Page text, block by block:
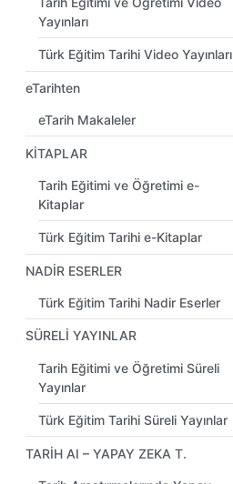
Yayınları
Türk Eğitim Tarihi Video Yayınları
eTarihten
eTarih Makaleler
KİTAPLAR
Tarih Eğitimi ve Öğretimi e-
Kitaplar
Türk Eğitim Tarihi e-Kitaplar
NADİR ESERLER
Türk Eğitim Tarihi Nadir Eserler
SÜRELİ YAYINLAR
Tarih Eğitimi ve Öğretimi Süreli
Yayınlar
Türk Eğitim Tarihi Süreli Yayınlar
TARİH AI – YAPAY ZEKA T.